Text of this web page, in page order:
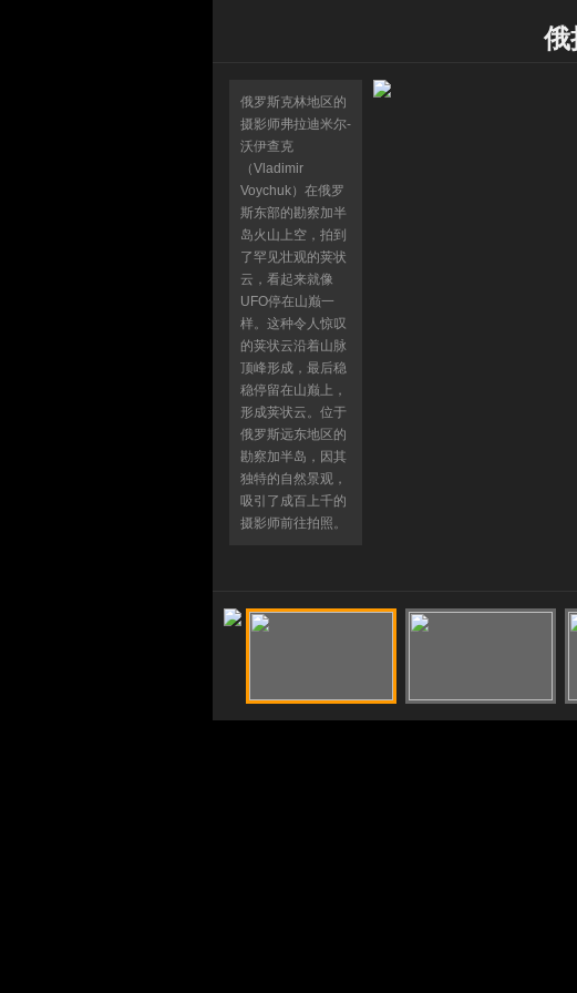
俄
俄罗斯克林地区的
摄影师弗拉迪米尔-
沃伊查克
（Vladimir
Voychuk）在俄罗
斯东部的勘察加半
岛火山上空，拍到
了罕见壮观的荚状
云，看起来就像
UFO停在山巅一
样。这种令人惊叹
的荚状云沿着山脉
顶峰形成，最后稳
稳停留在山巅上，
形成荚状云。位于
俄罗斯远东地区的
勘察加半岛，因其
独特的自然景观，
吸引了成百上千的
摄影师前往拍照。